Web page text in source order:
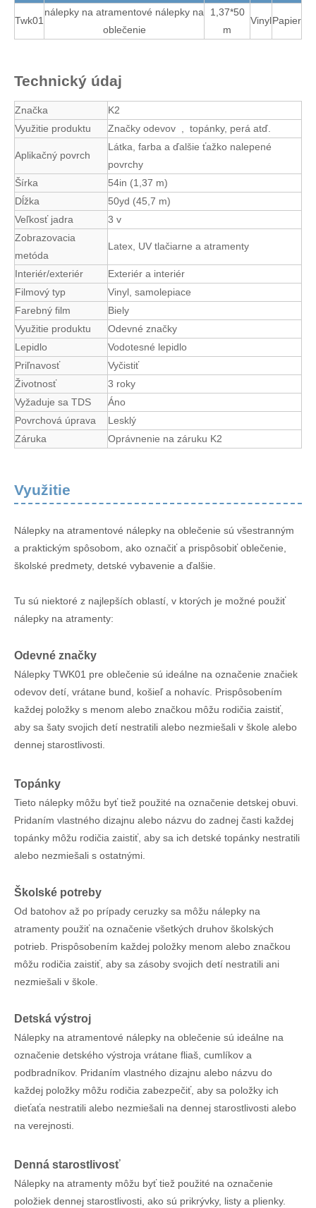
Twk01
nálepky na atramentové nálepky na
oblečenie
1,37*50
m
VinylPapier
Technický údaj
Značka
K2
Využitie produktu
Značky odevov , topánky, perá atď.
Aplikačný povrch
Látka, farba a ďalšie ťažko nalepené
povrchy
Šírka
54in (1,37 m)
Dĺžka
50yd (45,7 m)
Veľkosť jadra
3 v
Zobrazovacia
metóda
Latex, UV tlačiarne a atramenty
Interiér/exteriér
Exteriér a interiér
Filmový typ
Vinyl, samolepiace
Farebný film
Biely
Využitie produktu
Odevné značky
Lepidlo
Vodotesné lepidlo
Priľnavosť
Vyčistiť
Životnosť
3 roky
Vyžaduje sa TDS
Áno
Povrchová úprava
Lesklý
Záruka
Oprávnenie na záruku K2
Využitie
Nálepky na atramentové nálepky na oblečenie sú všestranným
a praktickým spôsobom, ako označiť a prispôsobiť oblečenie,
školské predmety, detské vybavenie a ďalšie.
Tu sú niektoré z najlepších oblastí, v ktorých je možné použiť
nálepky na atramenty:
Odevné značky
Nálepky TWK01 pre oblečenie sú ideálne na označenie značiek
odevov detí, vrátane bund, košieľ a nohavíc. Prispôsobením
každej položky s menom alebo značkou môžu rodičia zaistiť,
aby sa šaty svojich detí nestratili alebo nezmiešali v škole alebo
dennej starostlivosti.
Topánky
Tieto nálepky môžu byť tiež použité na označenie detskej obuvi.
Pridaním vlastného dizajnu alebo názvu do zadnej časti každej
topánky môžu rodičia zaistiť, aby sa ich detské topánky nestratili
alebo nezmiešali s ostatnými.
Školské potreby
Od batohov až po prípady ceruzky sa môžu nálepky na
atramenty použiť na označenie všetkých druhov školských
potrieb. Prispôsobením každej položky menom alebo značkou
môžu rodičia zaistiť, aby sa zásoby svojich detí nestratili ani
nezmiešali v škole.
Detská výstroj
Nálepky na atramentové nálepky na oblečenie sú ideálne na
označenie detského výstroja vrátane fliaš, cumlíkov a
podbradníkov. Pridaním vlastného dizajnu alebo názvu do
každej položky môžu rodičia zabezpečiť, aby sa položky ich
dieťaťa nestratili alebo nezmiešali na dennej starostlivosti alebo
na verejnosti.
Denná starostlivosť
Nálepky na atramenty môžu byť tiež použité na označenie
položiek dennej starostlivosti, ako sú prikrývky, listy a plienky.